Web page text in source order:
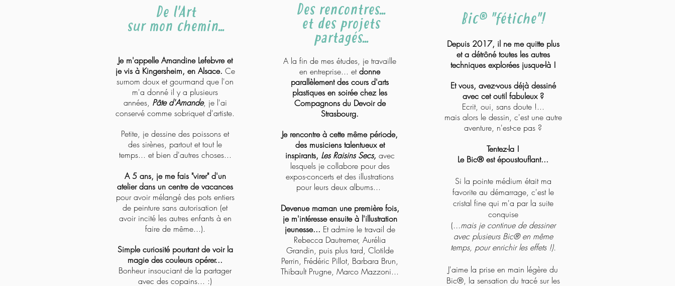
De l'Art
sur mon chemin...
Je m'appelle Amandine Lefebvre et
je vis à Kingersheim, en Alsace. Ce
surnom doux et gourmand que l'on
m'a donné il y a plusieurs
années, Pâte d'Amande, je l'ai
conservé comme sobriquet d'artiste.
Petite, je dessine des poissons et
des sirènes, partout et tout le
temps... et bien d'autres choses...
A 5 ans, je me fais "virer" d'un
atelier dans un centre de vacances
pour avoir mélangé des pots entiers
de peinture sans autorisation (et
avoir incité les autres enfants à en
faire de même...).
Simple curiosité pourtant de voir la
magie des couleurs opérer...
Bonheur insouciant de la partager
avec des copains... :)
Des rencontres...
et des projets
partagés...
A la fin de mes études, je travaille
en entreprise... etdonne
parallèlement des cours d'arts
plastiques en soirée chez les
Compagnons du Devoir de
Strasbourg.
Je rencontre à cette même période,
des musiciens talentueux et
inspirants, Les Raisins Secs, avec
lesquels je collabore pour des
expos-concerts et des illustrations
pour leurs deux albums...
Devenue maman une première fois,
je m'intéresse ensuite à l'illustration
jeunesse... Et admire le travail de
Rebecca Dautremer, Aurélia
Grandin, puis plus tard, Clotilde
Perrin, Frédéric Pillot, Barbara Brun,
Thibault Prugne, Marco Mazzoni...
Bic® "fétiche"!
Depuis 2017, il ne me quitte plus
et a détrôné toutes les autres
techniques explorées jusque-là !
Et vous, avez-vous déjà dessiné
avec cet outil fabuleux ?
Ecrit, oui, sans doute !...
mais alors le dessin, c'est une autre
aventure, n'est-ce pas ?
Tentez-la !
Le Bic® est époustouflant...
Si la pointe médium était ma
favorite au démarrage, c'est le
cristal fine qui m'a par la suite
conquise
(...mais je continue de dessiner
avec plusieurs Bic® en même
temps, pourenrichir les effets !).
J'aime la prise en main légère du
Bic®, la sensation du tracé sur les